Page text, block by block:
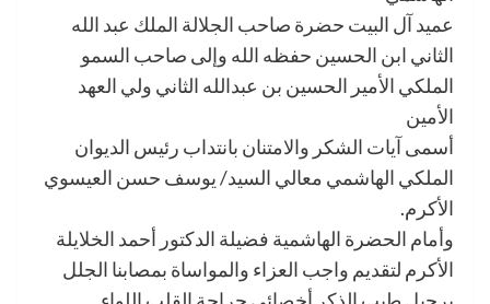
عميد آل البيت حضرة صاحب الجلالة الملك عبد الله
الثاني ابن الحسين حفظه الله وإلى صاحب السمو
الملكي الأمير الحسين بن عبدالله الثاني ولي العهد
الأمين
أسمى آيات الشكر والامتنان بانتداب رئيس الديوان
الملكي الهاشمي معالي السيد/ يوسف حسن العيسوي
الأكرم.
وأمام الحضرة الهاشمية فضيلة الدكتور أحمد الخلايلة
الأكرم لتقديم واجب العزاء والمواساة بمصابنا الجلل